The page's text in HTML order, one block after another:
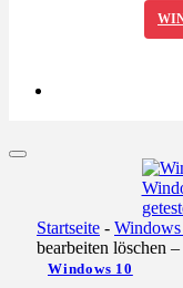
Startseite -
bearbeiten löschen –
Windows 10